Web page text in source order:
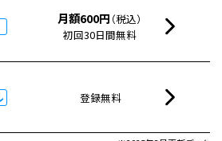
月額600円 （税込）
初回30日間無料
登録無料